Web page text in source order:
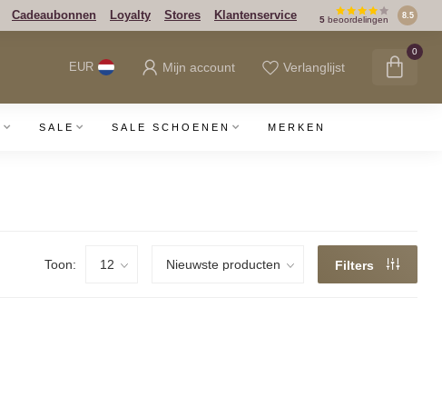
Cadeaubonnen Loyalty Stores Klantenservice 5 beoordelingen 8.5
EUR Mijn account Verlanglijst
0
SALE SALE SCHOENEN MERKEN
Toon: Filters